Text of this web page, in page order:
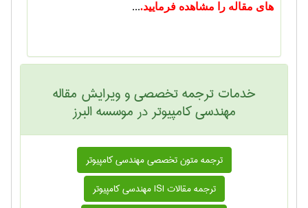
های مقاله را مشاهده فرمایید....
خدمات ترجمه تخصصی و ویرایش مقاله
مهندسی كامپيوتر در موسسه البرز
ترجمه متون تخصصی مهندسی كامپيوتر
ترجمه مقالات ISI مهندسی كامپيوتر